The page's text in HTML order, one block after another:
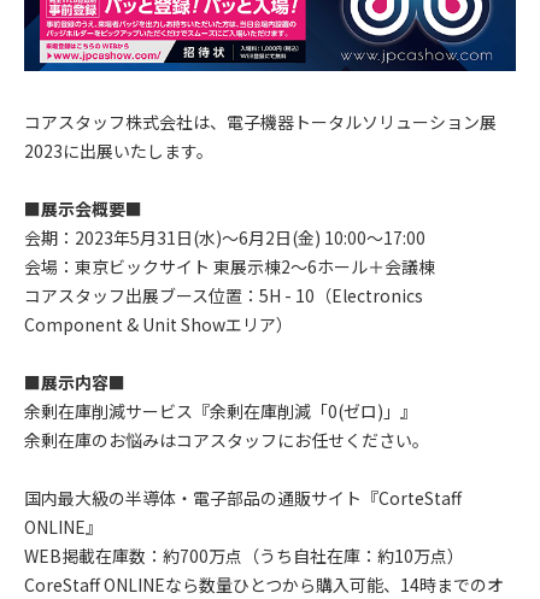
コアスタッフ株式会社は、電子機器トータルソリューション展
2023に出展いたします。
■展示会概要■
会期：2023年5月31日(水)～6月2日(金) 10:00～17:00
会場：東京ビックサイト 東展示棟2～6ホール＋会議棟
コアスタッフ出展ブース位置：5H - 10（Electronics
Component & Unit Showエリア）
■展示内容■
余剰在庫削減サービス『余剰在庫削減「0(ゼロ)」』
余剰在庫のお悩みはコアスタッフにお任せください。
国内最大級の半導体・電子部品の通販サイト『CorteStaff
ONLINE』
WEB掲載在庫数：約700万点（うち自社在庫：約10万点）
CoreStaff ONLINEなら数量ひとつから購入可能、14時までのオ